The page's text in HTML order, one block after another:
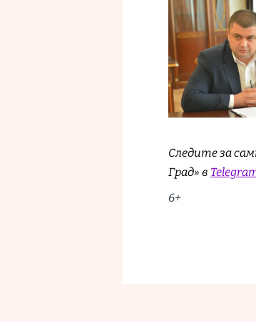
Следите за
Град» в
6+